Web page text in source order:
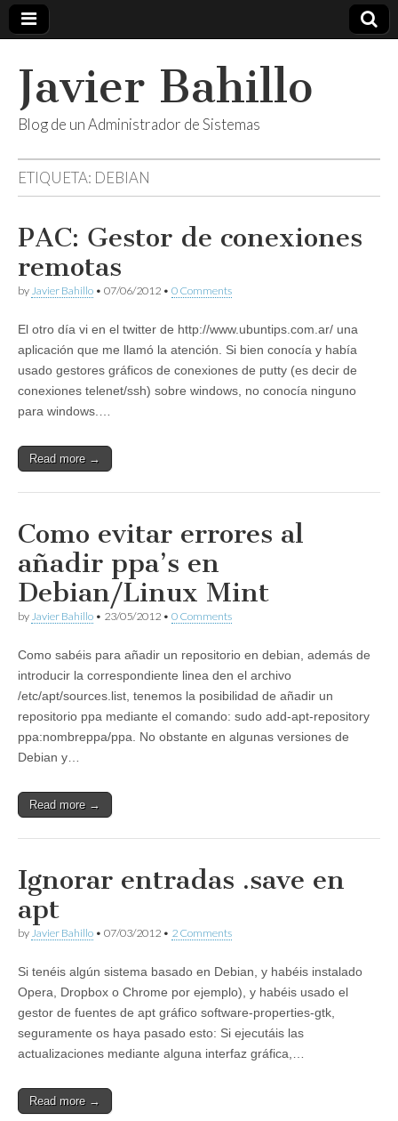
Javier Bahillo
Blog de un Administrador de Sistemas
ETIQUETA: DEBIAN
PAC: Gestor de conexiones
remotas
by Javier Bahillo • 07/06/2012 • 0 Comments
El otro día vi en el twitter de http://www.ubuntips.com.ar/ una
aplicación que me llamó la atención. Si bien conocía y había
usado gestores gráficos de conexiones de putty (es decir de
conexiones telenet/ssh) sobre windows, no conocía ninguno
para windows.…
Read more →
Como evitar errores al
añadir ppa’s en
Debian/Linux Mint
by Javier Bahillo • 23/05/2012 • 0 Comments
Como sabéis para añadir un repositorio en debian, además de
introducir la correspondiente linea den el archivo
/etc/apt/sources.list, tenemos la posibilidad de añadir un
repositorio ppa mediante el comando: sudo add-apt-repository
ppa:nombreppa/ppa. No obstante en algunas versiones de
Debian y…
Read more →
Ignorar entradas .save en
apt
by Javier Bahillo • 07/03/2012 • 2 Comments
Si tenéis algún sistema basado en Debian, y habéis instalado
Opera, Dropbox o Chrome por ejemplo), y habéis usado el
gestor de fuentes de apt gráfico software-properties-gtk,
seguramente os haya pasado esto: Si ejecutáis las
actualizaciones mediante alguna interfaz gráfica,…
Read more →